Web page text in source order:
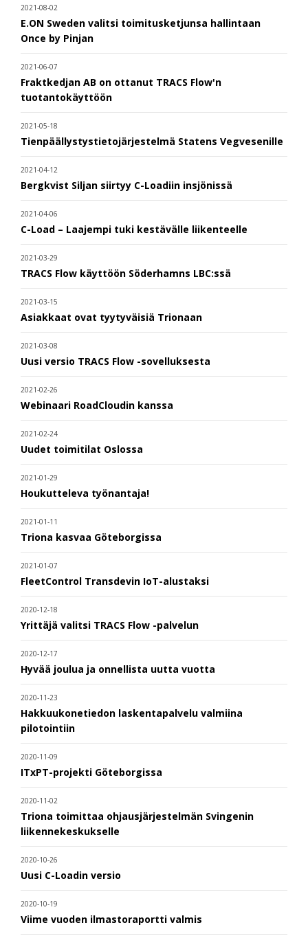
2021-08-02
E.ON Sweden valitsi toimitusketjunsa hallintaan
Once by Pinjan
2021-06-07
Fraktkedjan AB on ottanut TRACS Flow'n
tuotantokäyttöön
2021-05-18
Tienpäällystystietojärjestelmä Statens Vegvesenille
2021-04-12
Bergkvist Siljan siirtyy C-Loadiin insjönissä
2021-04-06
C-Load – Laajempi tuki kestävälle liikenteelle
2021-03-29
TRACS Flow käyttöön Söderhamns LBC:ssä
2021-03-15
Asiakkaat ovat tyytyväisiä Trionaan
2021-03-08
Uusi versio TRACS Flow -sovelluksesta
2021-02-26
Webinaari RoadCloudin kanssa
2021-02-24
Uudet toimitilat Oslossa
2021-01-29
Houkutteleva työnantaja!
2021-01-11
Triona kasvaa Göteborgissa
2021-01-07
FleetControl Transdevin IoT-alustaksi
2020-12-18
Yrittäjä valitsi TRACS Flow -palvelun
2020-12-17
Hyvää joulua ja onnellista uutta vuotta
2020-11-23
Hakkuukonetiedon laskentapalvelu valmiina
pilotointiin
2020-11-09
ITxPT-projekti Göteborgissa
2020-11-02
Triona toimittaa ohjausjärjestelmän Svingenin
liikennekeskukselle
2020-10-26
Uusi C-Loadin versio
2020-10-19
Viime vuoden ilmastoraportti valmis